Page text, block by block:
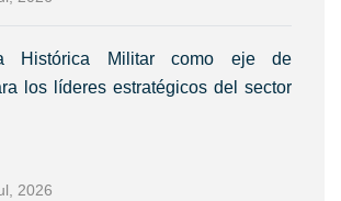
Histórica Militar como eje de
los líderes estratégicos del sector
2026